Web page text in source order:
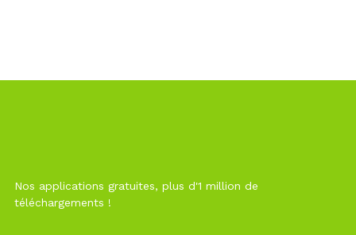
Nos applications gratuites, plus d'1 million de
téléchargements !